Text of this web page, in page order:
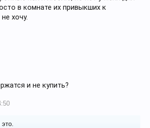
в комнате их привыкших к
хочу.
и не купить?
это.